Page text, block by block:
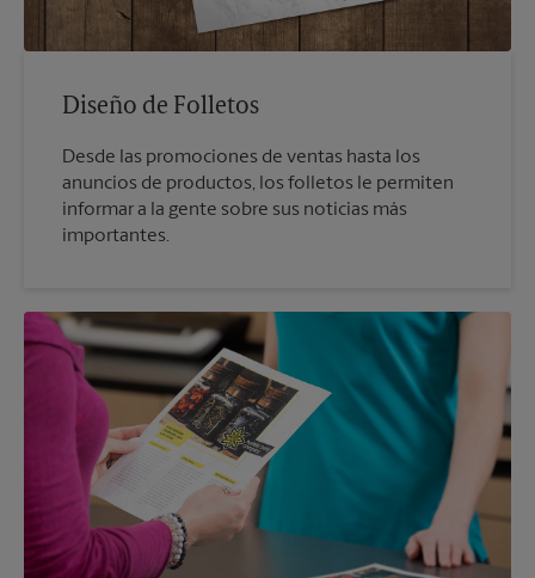
Diseño de Folletos
Desde las promociones de ventas hasta los
anuncios de productos, los folletos le permiten
informar a la gente sobre sus noticias más
importantes.